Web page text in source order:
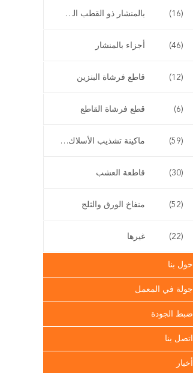
بالمنشار ذو القطب الطويل (16)
أجزاء بالمنشار (46)
قاطع فرشاة البنزين (12)
قطع فرشاة القاطع (6)
ماكينة تشذيب الأسلاك اللاسلكية (59)
قاطعة العشب (30)
منفاخ الورق والثلج (52)
غيرها (22)
حول بنا
جولة في المعمل
ضبط الجودة
اتصل بنا
أخبار